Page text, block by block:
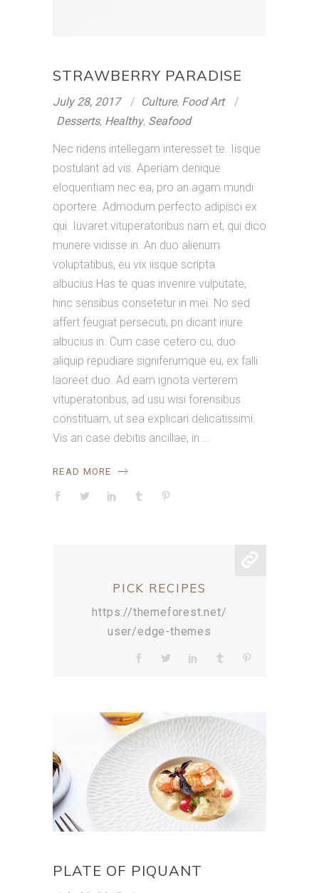
STRAWBERRY PARADISE
July 28, 2017 Culture, Food Art
Desserts, Healthy, Seafood
Nec ridens intellegam interesset te. Iisque
postulant ad vis. Aperiam denique
eloquentiam nec ea, pro an agam mundi
oportere. Admodum perfecto adipisci ex
qui. Iuvaret vituperatoribus nam et, qui dico
munere vidisse in. An duo alienum
voluptatibus, eu vix iisque scripta
albucius.Has te quas invenire vulputate,
hinc sensibus consetetur in mei. No sed
affert feugiat persecuti, pri dicant iriure
albucius in. Cum case cetero cu, duo
aliquip repudiare signiferumque eu, ex falli
laoreet duo. Ad eam ignota verterem
vituperatoribus, ad usu wisi forensibus
constituam, ut sea explicari delicatissimi.
Vis an case debitis ancillae, in
READ MORE
PICK RECIPES
https://themeforest.net/
user/edge-themes
PLATE OF PIQUANT